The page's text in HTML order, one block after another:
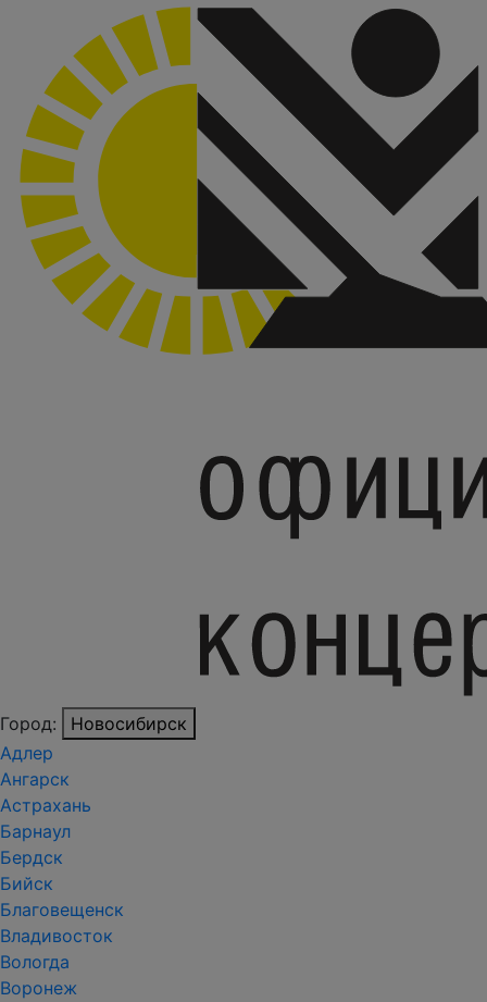
Город:
Новосибирск
Адлер
Ангарск
Астрахань
Барнаул
Бердск
Бийск
Благовещенск
Владивосток
Вологда
Воронеж